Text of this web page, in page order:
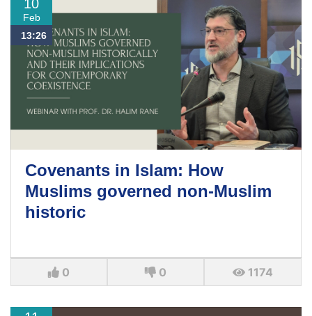
10
Feb
13:26
Covenants in Islam: How
Muslims governed non-Muslim
historic
0 0 1174